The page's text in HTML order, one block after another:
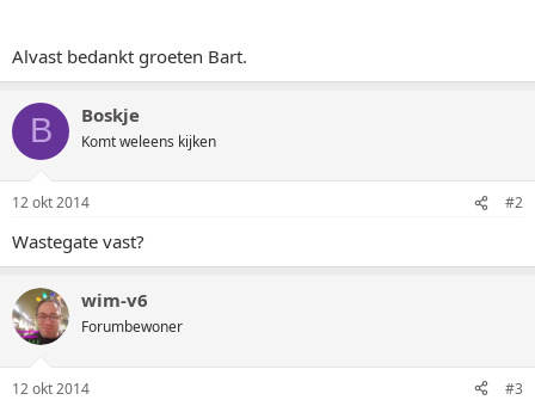
Alvast bedankt groeten Bart.
B Boskje
Komt weleens kijken
12 okt 2014 #2
Wastegate vast?
wim-v6
Forumbewoner
12 okt 2014 #3